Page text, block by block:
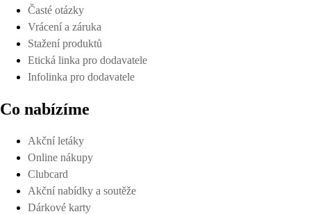
Časté otázky
Vrácení a záruka
Stažení produktů
Etická linka pro dodavatele
Infolinka pro dodavatele
Co nabízíme
Akční letáky
Online nákupy
Clubcard
Akční nabídky a soutěže
Dárkové karty